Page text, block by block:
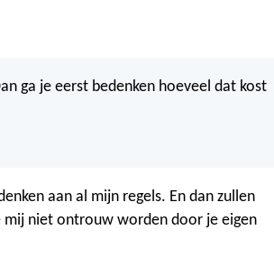
ga je eerst bedenken hoeveel dat kost
aan al mijn regels. En dan zullen
mij niet ontrouw worden door je eigen